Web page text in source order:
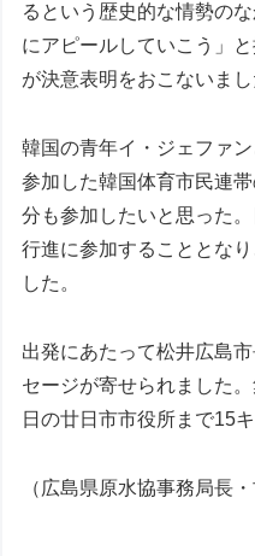
るという歴史的な情勢の
にアピールしていこう」
が決意表明をおこないまし
韓国の青年イ・ジェファ
参加した韓国体育市民連
分も参加したいと思った
行進に参加することとな
した。
出発にあたって松井広島
セージが寄せられました
日の廿日市市役所まで15
（広島県原水協事務局長・